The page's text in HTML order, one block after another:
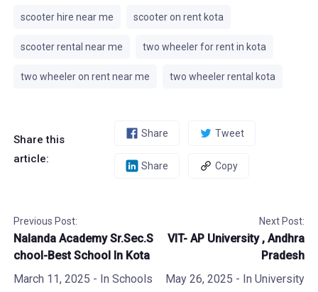
scooter hire near me scooter on rent kota
scooter rental near me two wheeler for rent in kota
two wheeler on rent near me two wheeler rental kota
Share this
article:
Share Tweet
Share Copy
Previous Post:
Nalanda Academy Sr.Sec.S
chool-Best School In Kota
March 11, 2025 - In Schools
Next Post:
VIT- AP University , Andhra
Pradesh
May 26, 2025 - InUniversity